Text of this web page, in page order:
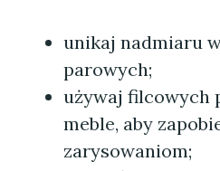
unikaj nadmiaru
parowych;
używaj filcowych
meble, aby
zarysowaniom;